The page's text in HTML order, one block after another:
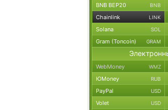
BNB BEP20 BNB
Chainlink LINK
Solana SOL
Gram (Toncoin) GRAM
WebMoney WMZ
ЮMoney RUB
PayPal USD
Volet USD